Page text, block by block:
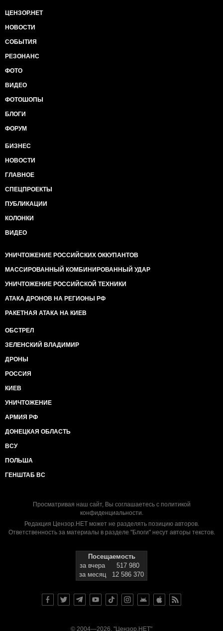
ЦЕНЗОР.НЕТ
НОВОСТИ
СОБЫТИЯ
РЕЗОНАНС
ФОТО
ВИДЕО
ФОТОШОПЫ
БЛОГИ
ФОРУМ
БИЗНЕС
НОВОСТИ
ГЛАВНОЕ
СПЕЦПРОЕКТЫ
ПУБЛИКАЦИИ
КОЛОНКИ
ВИДЕО
УНИЧТОЖЕНИЕ РОССИЙСКИХ ОККУПАНТОВ
МАССИРОВАННЫЙ КОМБИНИРОВАННЫЙ УДАР
УНИЧТОЖЕНИЕ РОССИЙСКОЙ ТЕХНИКИ
АТАКА ДРОНОВ НА РЕГИОНЫ РФ
РАКЕТНАЯ АТАКА НА КИЕВ
ОБСТРЕЛ
ЗЕЛЕНСКИЙ ВЛАДИМИР
ДРОНЫ
РОССИЯ
КИЕВ
УНИЧТОЖЕНИЕ
АРМИЯ РФ
ДОНЕЦКАЯ ОБЛАСТЬ
ВСУ
ПОЛЬША
ГЕНШТАБ ВС
Просматривая наш сайт, Вы соглашаетесь с политикой
конфиденциальности.
Редакция Цензор.НЕТ может не разделять позицию авторов.
Ответственность за материалы в разделе "Блоги" несут авторы текстов.
Посещаемость
за вчера
517 980
за месяц
12 586 370
© 2004—2026, "Цензор.НЕТ"